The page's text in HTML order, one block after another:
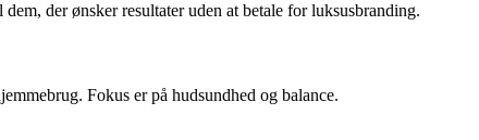
der ønsker resultater uden at betale for luksusbranding.
Fokus er på hudsundhed og balance.